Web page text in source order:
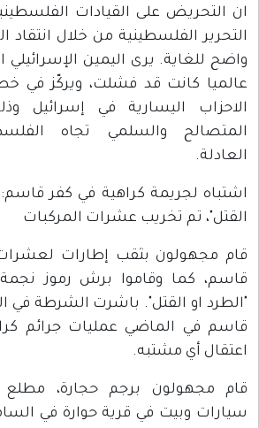
ان التحريض على القيادات
التحرير الفلسطينية من خلال انتقاد
واضح للغاية. يرى اليمين الإسرائيلي
عالميا كانت قد فشلت، ويركّز في
الاحزاب اليسارية في إسرائيل
المتصالح والسلمي تجاه
العادلة.
اشتباه لجريمة كراهية في كفر
القتل"، تم تخريب عشرات المركبات
قام مجهولون بثقب إطارات
قاسم، كما وقاموا برش رموز نجمة
"الطرد او القتل". باشرت الشرطة في
قاسم في الماضي عمليات جرائم
اعتقال أي مشتبه.
قام مجهولون برجم حجارة، مطلع
سيارات وبيت في قرية حوارة في